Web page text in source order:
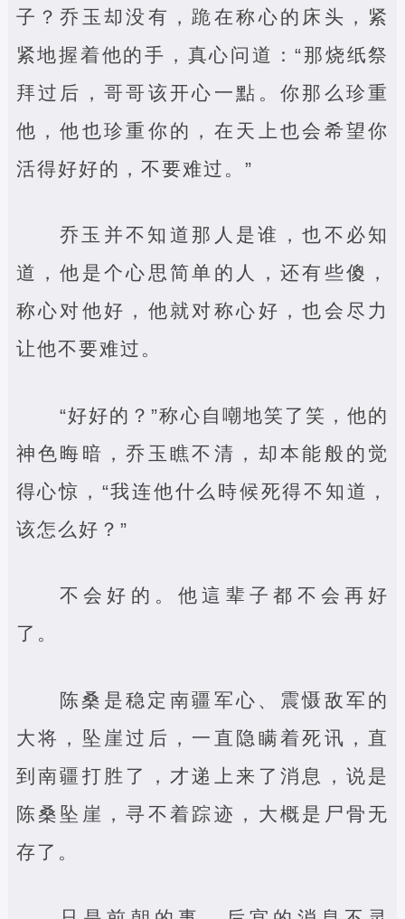
子？乔玉却没有，跪在称心的床头，紧
紧地握着他的手，真心问道：“那烧纸祭
拜过后，哥哥该开心一點。你那么珍重
他，他也珍重你的，在天上也会希望你
活得好好的，不要难过。”
乔玉并不知道那人是谁，也不必知
道，他是个心思简单的人，还有些傻，
称心对他好，他就对称心好，也会尽力
让他不要难过。
“好好的？”称心自嘲地笑了笑，他的
神色晦暗，乔玉瞧不清，却本能般的觉
得心惊，“我连他什么時候死得不知道，
该怎么好？”
不会好的。他這辈子都不会再好
了。
陈桑是稳定南疆军心、震慑敌军的
大将，坠崖过后，一直隐瞒着死讯，直
到南疆打胜了，才递上来了消息，说是
陈桑坠崖，寻不着踪迹，大概是尸骨无
存了。